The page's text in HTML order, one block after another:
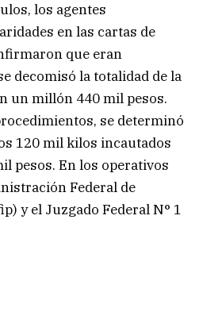
los agentes
en las cartas de
que eran
decomisó la totalidad de la
un millón 440 mil pesos.
se determinó
120 mil kilos incautados
pesos. En los operativos
Federal de
y el Juzgado Federal N° 1